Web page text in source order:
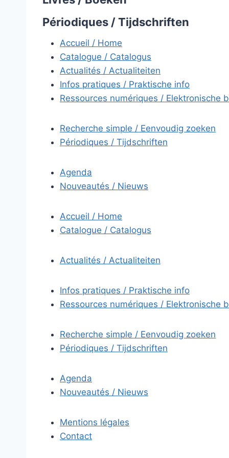
Périodiques / Tijdschriften
Accueil / Home
Catalogue / Catalogus
Actualités / Actualiteiten
Infos pratiques / Praktische info
Ressources numériques / Elektronische
Recherche simple / Eenvoudig zoeken
Périodiques / Tijdschriften
Agenda
Nouveautés / Nieuws
Accueil / Home
Catalogue / Catalogus
Actualités / Actualiteiten
Infos pratiques / Praktische info
Ressources numériques / Elektronische
Recherche simple / Eenvoudig zoeken
Périodiques / Tijdschriften
Agenda
Nouveautés / Nieuws
Mentions légales
Contact